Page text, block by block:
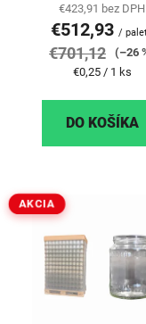
€423,91 bez DPH
€512,93 /
€701,12
(–26
Jednotková
€0,25 / 1 ks
DO KOŠÍKA
AKCIA